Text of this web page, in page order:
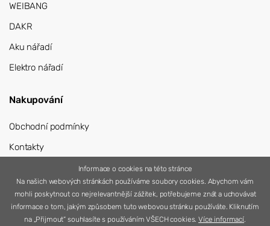
WEIBANG
DAKR
Aku nářadí
Elektro nářadí
Nakupování
Obchodní podmínky
Kontakty
Informace o cookies na této stránce
Na našich webových stránkách používáme soubory cookies. Abychom vám
mohli poskytnout co nejrelevantnější zážitek, potřebujeme znát a uchovávat
informace o tom, jakým způsobem tuto webovou stránku používáte. Kliknutím
na „Přijmout“ souhlasíte s používáním VŠECH cookies.Více informací.